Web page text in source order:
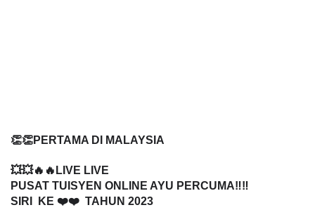
👏👏PERTAMA DI MALAYSIA
💥💥🔥🔥LIVE LIVE
PUSAT TUISYEN ONLINE AYU PERCUMA‼️‼️
SIRI KE ❤️❤️ TAHUN 2023